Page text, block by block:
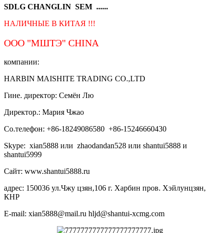
SDLG CHANGLIN SEM ......
НАЛИЧНЫЕ В КИТАЯ !!!
ООО "МШТЭ" CHINA
компании:
HARBIN MAISHITE TRADING CO.,LTD
Гине. директор: Семён Лю
Директор.: Мария Чжао
Со.телефон: +86-18249086580 +86-15246660430
Skype: xian5888 или zhaodandan528 или shantui5888 и
shantui5999
Сайт: www.shantui5888.ru
адрес: 150036 ул.Чжу цзян,106 г. Харбин пров. Хэйлунцзян,
КНР
E-mail: xian5888@mail.ru hljd@shantui-xcmg.com